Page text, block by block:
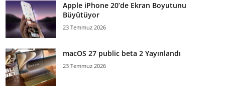
Apple iPhone 20’de Ekran Boyutunu
Büyütüyor
23 Temmuz 2026
macOS 27 public beta 2 Yayınlandı
23 Temmuz 2026